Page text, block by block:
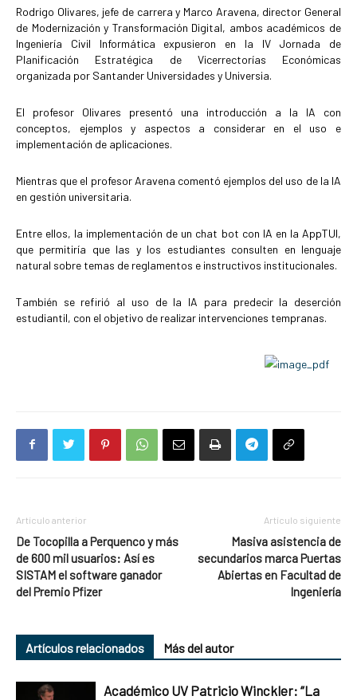
Rodrigo Olivares, jefe de carrera y Marco Aravena, director General
de Modernización y Transformación Digital, ambos académicos de
Ingeniería Civil Informática expusieron en la IV Jornada de
Planificación Estratégica de Vicerrectorías Económicas
organizada por Santander Universidades y Universia.
El profesor Olivares presentó una introducción a la IA con
conceptos, ejemplos y aspectos a considerar en el uso e
implementación de aplicaciones.
Mientras que el profesor Aravena comentó ejemplos del uso de la IA
en gestión universitaria.
Entre ellos, la implementación de un chat bot con IA en la AppTUI,
que permitiría que las y los estudiantes consulten en lenguaje
natural sobre temas de reglamentos e instructivos institucionales.
También se refirió al uso de la IA para predecir la deserción
estudiantil, con el objetivo de realizar intervenciones tempranas.
Artículo anterior
De Tocopilla a Perquenco y más
de 600 mil usuarios: Así es
SISTAM el software ganador
del Premio Pfizer
Artículo siguiente
Masiva asistencia de
secundarios marca Puertas
Abiertas en Facultad de
Ingeniería
Artículos relacionados Más del autor
Académico UV Patricio Winckler: “La